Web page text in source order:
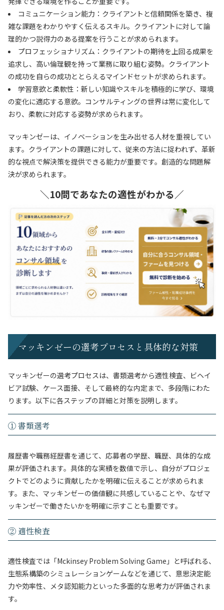
コミュニケーション能力：クライアントと信頼関係を築き、複
雑な課題をわかりやすく伝えるスキル。クライアントに対して論
理的かつ説得力のある提案を行うことが求められます。
プロフェッショナリズム：クライアントの期待を上回る成果を
追求し、高い倫理観を持って業務に取り組む姿勢。クライアント
の成功を自らの成功ととらえるマインドセットが求められます。
学習意欲と柔軟性：新しい知識やスキルを積極的に学び、環境
の変化に適応する意欲。コンサルティングの世界は常に変化して
おり、柔軟に対応する姿勢が求められます。
マッキンゼーは、イノベーションを生み出せる人材を重視してい
ます。クライアントの課題に対して、従来の方法に捉われず、革新
的な視点で解決策を提供できる能力が重要です。創造的な問題解
決が求められます。
＼10問であなたの適性がわかる／
マッキンゼーの選考プロセスと具体的な対策
マッキンゼーの選考プロセスは、書類選考から適性検査、ビヘイ
ビア試験、ケース面接、そして最終的な内定まで、多段階にわた
ります。以下に各ステップの詳細と対策を説明します。
① 書類選考
履歴書や職務経歴書を通じて、応募者の学歴、職歴、具体的な成
果が評価されます。具体的な実績を数値で示し、自分がプロジェ
クトでどのように貢献したかを明確に伝えることが求められま
す。また、マッキンゼーの価値観に共感していることや、なぜマ
ッキンゼーで働きたいかを明確に示すことも重要です。
② 適性検査
適性検査では「Mckinsey Problem Solving Game」と呼ばれる、
生態系構築のシミュレーションゲームなどを通じて、意思決定能
力や効率性、メタ認知能力といった多面的な思考力が評価されま
す。